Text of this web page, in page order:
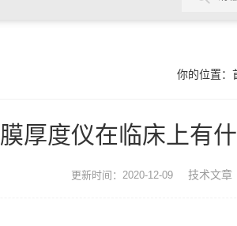
体压缩力测量仪，人工晶状体尺寸
你的位置：
厚度仪在临床上有什
更新时间：2020-12-09 技术文章